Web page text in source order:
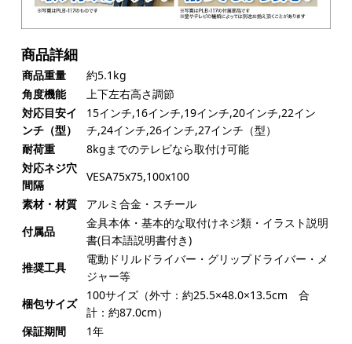
商品詳細
商品重量
約5.1kg
角度機能
上下左右高さ調節
対応目安イ
ンチ（型）
15インチ,16インチ,19インチ,20インチ,22イン
チ,24インチ,26インチ,27インチ（型）
耐荷重
8kgまでのテレビなら取付け可能
対応ネジ穴
間隔
VESA75x75,100x100
素材・材質
アルミ合金・スチール
付属品
金具本体・基本的な取付けネジ類・イラスト説明
書(日本語説明書付き)
推奨工具
電動ドリルドライバー・グリップドライバー・メ
ジャー等
梱包サイズ
100サイズ（外寸：約25.5×48.0×13.5cm 合
計：約87.0cm）
保証期間
1年